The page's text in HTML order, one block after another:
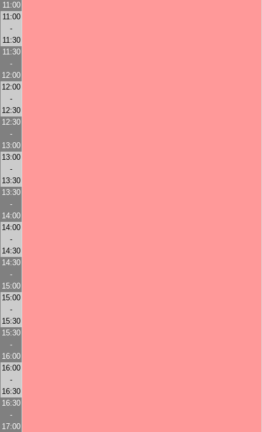
11:00
11:00
-
11:30
11:30
-
12:00
12:00
-
12:30
12:30
-
13:00
13:00
-
13:30
13:30
-
14:00
14:00
-
14:30
14:30
-
15:00
15:00
-
15:30
15:30
-
16:00
16:00
-
16:30
16:30
-
17:00